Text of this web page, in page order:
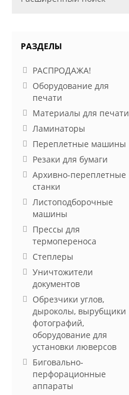
РАЗДЕЛЫ
РАСПРОДАЖА!
Оборудование для
печати
Материалы для печати
Ламинаторы
Переплетные машины
Резаки для бумаги
Архивно-переплетные
станки
Листоподборочные
машины
Прессы для
термопереноса
Степлеры
Уничтожители
документов
Обрезчики углов,
дыроколы, вырубщики
фотографий,
оборудование для
установки люверсов
Биговально-
перфорационные
аппараты